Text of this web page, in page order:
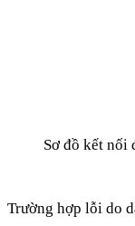
Sơ đồ kết nối
Trường hợp lỗi do